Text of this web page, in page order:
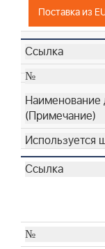
Поставка из